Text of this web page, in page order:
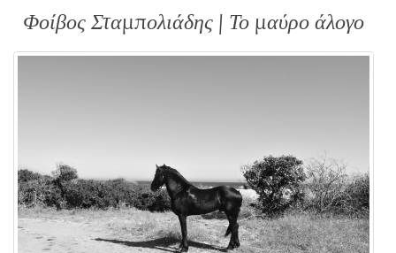
Φοίβος Σταμπολιάδης | Το μαύρο άλογο